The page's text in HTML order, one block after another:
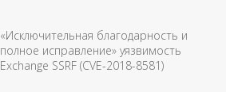
«Исключительная благодарность и
полное исправление» уязвимость
Exchange SSRF (CVE-2018-8581)